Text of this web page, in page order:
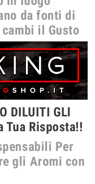
da fonti di
il Gusto
DILUITI GLI
Tua Risposta!!
Per
gli Aromi con